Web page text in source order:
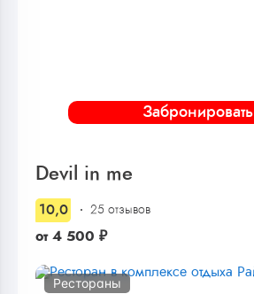
Забронировать
Devil in me
10,0 25 отзывов
от 4 500 ₽
Рестораны